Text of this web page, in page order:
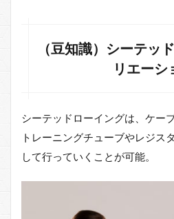
（豆知識）シーテッ
リエーシ
シーテッドローイングは、ケー
トレーニングチューブやレジス
して行っていくことが可能。